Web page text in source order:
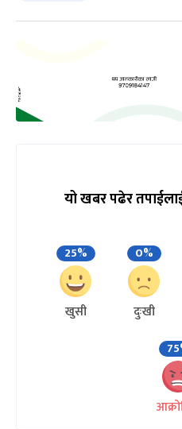
यो खबर पढेर
25%
खुसी
0%
दुःखी